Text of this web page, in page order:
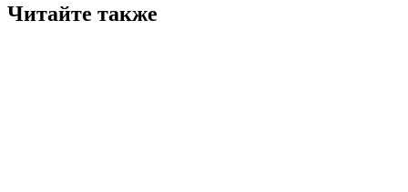
Читайте также